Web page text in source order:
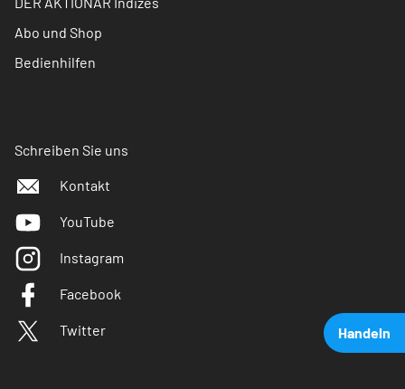
Handeln
Abo und Shop
Bedienhilfen
Schreiben Sie uns
Kontakt
YouTube
Instagram
Facebook
Twitter